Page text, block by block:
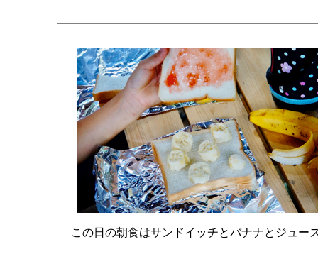
この日の朝食はサンドイッチとバナナとジュー